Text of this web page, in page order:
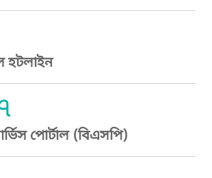
হটলাইন
পোর্টাল (বিএসপি)